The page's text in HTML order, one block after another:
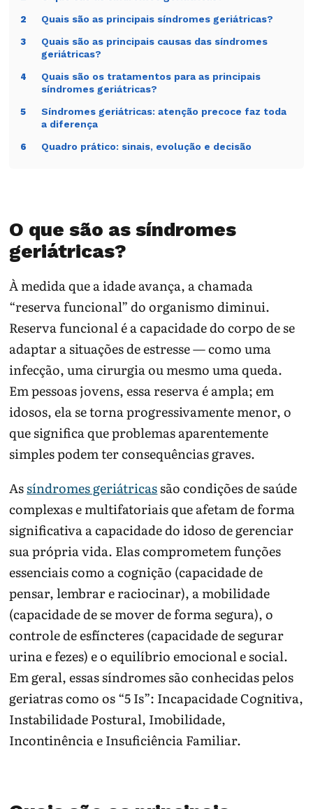
2 Quais são as principais síndromes geriátricas?
3
Quais são as principais causas das síndromes
geriátricas?
4
Quais são os tratamentos para as principais
síndromes geriátricas?
5
Síndromes geriátricas: atenção precoce faz toda
a diferença
6 Quadro prático: sinais, evolução e decisão
O que são as síndromes
geriátricas?
À medida que a idade avança, a chamada
“reserva funcional” do organismo diminui.
Reserva funcional é a capacidade do corpo de se
adaptar a situações de estresse — como uma
infecção, uma cirurgia ou mesmo uma queda.
Em pessoas jovens, essa reserva é ampla; em
idosos, ela se torna progressivamente menor, o
que significa que problemas aparentemente
simples podem ter consequências graves.
Assíndromes geriátricassão condições de saúde
complexas e multifatoriais que afetam de forma
significativa a capacidade do idoso de gerenciar
sua própria vida. Elas comprometem funções
essenciais como a cognição (capacidade de
pensar, lembrar e raciocinar), a mobilidade
(capacidade de se mover de forma segura), o
controle de esfíncteres (capacidade de segurar
urina e fezes) e o equilíbrio emocional e social.
Em geral, essas síndromes são conhecidas pelos
geriatras como os “5 Is”: Incapacidade Cognitiva,
Instabilidade Postural, Imobilidade,
Incontinência e Insuficiência Familiar.